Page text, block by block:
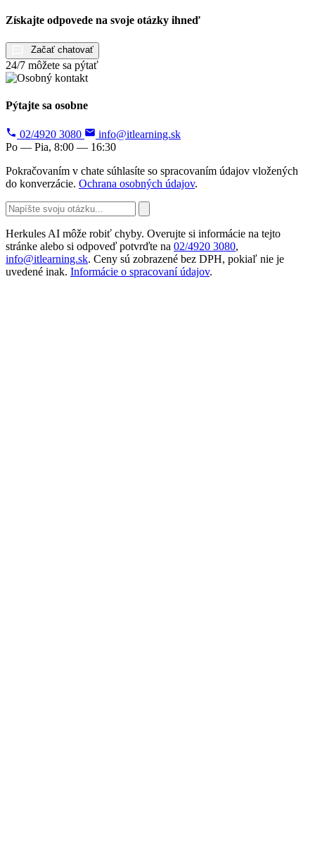
Získajte odpovede na svoje otázky ihneď
Začať chatovať
24/7 môžete sa pýtať
Pýtajte sa osobne
02/4920 3080
info@itlearning.sk
Po — Pia, 8:00 — 16:30
Pokračovaním v chate súhlasíte so spracovaním údajov vložených
do konverzácie. Ochrana osobných údajov.
Herkules AI môže robiť chyby. Overujte si informácie na tejto
stránke alebo si odpoveď potvrďte na 02/4920 3080,
info@itlearning.sk. Ceny sú zobrazené bez DPH, pokiaľ nie je
uvedené inak. Informácie o spracovaní údajov.